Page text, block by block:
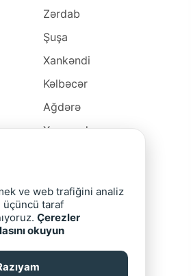
Zərdab
Şuşa
Xankəndi
Kəlbəcər
Ağdərə
Xocavəd
Cəbrayıl
Qubadlı
ve web trafiğini analiz
taraf
Çerezler
okuyun